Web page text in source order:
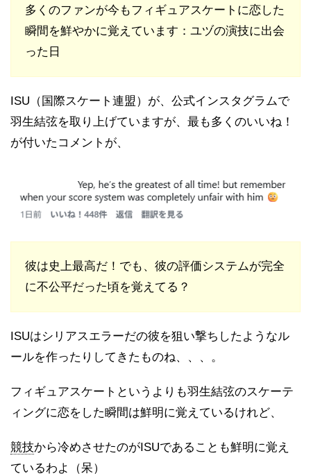
多くのファンが今もフィギュアスケートに恋した
瞬間を鮮やかに覚えています：ユヅの演技に出会
った日
ISU（国際スケート連盟）が、公式インスタグラムで
羽生結弦を取り上げていますが、最も多くのいいね！
が付いたコメントが、
彼は史上最高だ！でも、彼の評価システムが完全
に不公平だった頃を覚えてる？
ISUはシリアスエラーだの彼を狙い撃ちしたようなル
ールを作ったりしてきたものね、、、。
フィギュアスケートというよりも羽生結弦のスケーテ
ィングに恋をした瞬間は鮮明に覚えているけれど、
競技から冷めさせたのがISUであることも鮮明に覚え
ているわよ（呆）